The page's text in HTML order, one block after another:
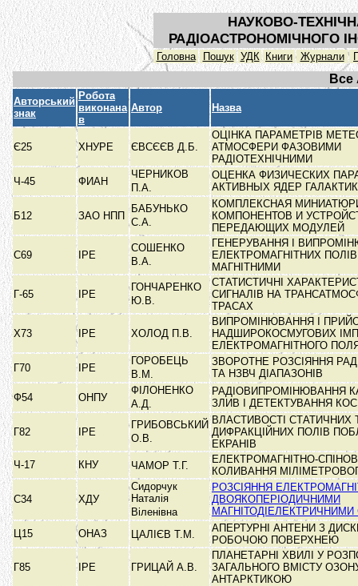
НАУКОВО-
РАДІОАСТРОНОМІЧНОГО
Головна Пошук УДК Книги Журнали
Все
Авторський
знак
Робота
виконана
в
Автор Назва
Є25 ХНУРЕ ЄВСЄЄВ Д.Б.
ОЦІНКА ПАРАМЕТРІВ
АТМОСФЕРИ ФАЗОВИМИ
РАДІОТЕХНІЧНИМИ
Ч-45
ФИАН
ЧЕРНИКОВ
П.А.
ОЦЕНКА ФИЗИЧЕСКИХ
АКТИВНЫХ ЯДЕР
Б12 ЗАО НПП
БАБУНЬКО
С.А.
КОМПЛЕКСНАЯ
КОМПОНЕНТОВ И
ПЕРЕДАЮЩИХ МОДУЛЕЙ
С69 ІРЕ
СОШЕНКО
В.А.
ГЕНЕРУВАННЯ І
ЕЛЕКТРОМАГНІТНИХ
МАГНІТНИМИ
Г-65 ІРЕ
ГОНЧАРЕНКО
Ю.В.
СТАТИСТИЧНІ
СИГНАЛІВ НА
ТРАСАХ
Х73 ІРЕ ХОЛОД П.В.
ВИПРОМІНЮВАННЯ І
НАДШИРОКОСМУГОВИХ
ЕЛЕКТРОМАГНІТНОГО
Г70
ІРЕ
ГОРОБЕЦЬ
В.М.
ЗВОРОТНЕ РОЗСІЯННЯ
ТА НЗВЧ ДІАПАЗОНІВ
Ф54
ОНПУ
ФІЛОНЕНКО
А.Д.
РАДІОВИПРОМІНЮВАННЯ
ЗЛИВ І ДЕТЕКТУВАННЯ
Г82 ІРЕ
ГРИБОВСЬКИЙ
О.В.
ВЛАСТИВОСТІ СТАТИЧНИХ
ДИФРАКЦІЙНИХ ПОЛІВ
ЕКРАНІВ
Ч-17
КНУ ЧАМОР Т.Г.
ЕЛЕКТРОМАГНІТНО-
КОЛИВАННЯ
С34 ХДУ
Сидорчук
Наталія
Віленівна
РОЗСІЯННЯ
ДВОЯКОПЕРІОДИЧНИМИ
МАГНІТОДІЕЛЕКТРИЧНИМИ
Ц15
ОНАЗ ЦАЛІЄВ Т.М.
АПЕРТУРНІ АНТЕНИ З
РОБОЧОЮ ПОВЕРХНЕЮ
Г85 ІРЕ ГРИЦАЙ А.В.
ПЛАНЕТАРНІ ХВИЛІ У
ЗАГАЛЬНОГО ВМІСТУ
АНТАРКТИКОЮ